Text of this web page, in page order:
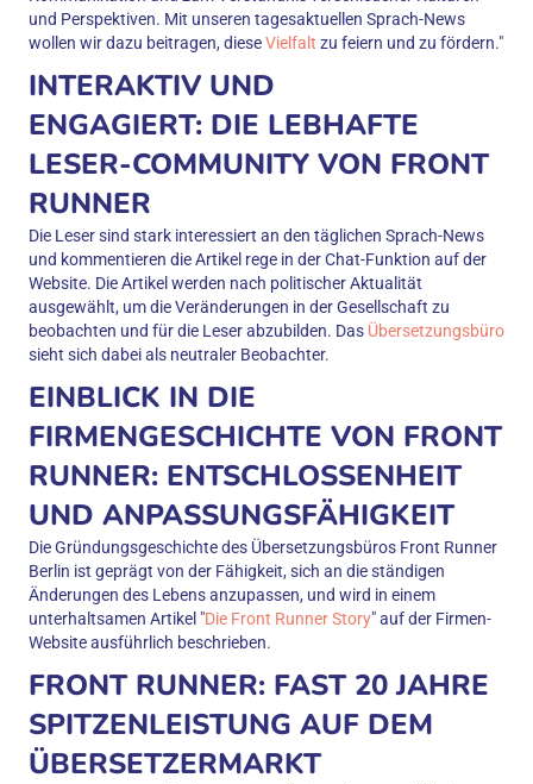
und Perspektiven. Mit unseren tagesaktuellen Sprach-News
wollen wir dazu beitragen, dieseVielfalt zu feiern und zu fördern."
INTERAKTIV UND
ENGAGIERT: DIE LEBHAFTE
LESER-COMMUNITY VON FRONT
RUNNER
Die Leser sind stark interessiert an den täglichen Sprach-News
und kommentieren die Artikel rege in der Chat-Funktion auf der
Website. Die Artikel werden nach politischer Aktualität
ausgewählt, um die Veränderungen in der Gesellschaft zu
beobachten und für die Leser abzubilden. Das Übersetzungsbüro
sieht sich dabei als neutraler Beobachter.
EINBLICK IN DIE
FIRMENGESCHICHTE VON FRONT
RUNNER: ENTSCHLOSSENHEIT
UND ANPASSUNGSFÄHIGKEIT
Die Gründungsgeschichte des Übersetzungsbüros Front Runner
Berlin ist geprägt von der Fähigkeit, sich an die ständigen
Änderungen des Lebens anzupassen, und wird in einem
unterhaltsamen Artikel "Die Front Runner Story" auf der Firmen-
Website ausführlich beschrieben.
FRONT RUNNER: FAST 20 JAHRE
SPITZENLEISTUNG AUF DEM
ÜBERSETZERMARKT